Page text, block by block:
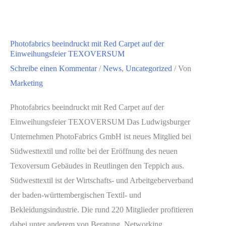
Photofabrics beeindruckt mit Red Carpet auf der
Einweihungsfeier TEXOVERSUM
Schreibe einen Kommentar /News, Uncategorized / Von
Marketing
Photofabrics beeindruckt mit Red Carpet auf der
Einweihungsfeier TEXOVERSUM Das Ludwigsburger
Unternehmen PhotoFabrics GmbH ist neues Mitglied bei
Südwesttextil und rollte bei der Eröffnung des neuen
Texoversum Gebäudes in Reutlingen den Teppich aus.
Südwesttextil ist der Wirtschafts- und Arbeitgeberverband
der baden-württembergischen Textil- und
Bekleidungsindustrie. Die rund 220 Mitglieder profitieren
dabei unter anderem von Beratung, Networking